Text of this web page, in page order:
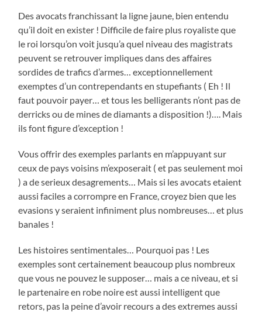
Des avocats franchissant la ligne jaune, bien entendu
qu’il doit en exister ! Difficile de faire plus royaliste que
le roi lorsqu’on voit jusqu’a quel niveau des magistrats
peuvent se retrouver impliques dans des affaires
sordides de trafics d’armes… exceptionnellement
exemptes d’un contrependants en stupefiants ( Eh ! Il
faut pouvoir payer… et tous les belligerants n’ont pas de
derricks ou de mines de diamants a disposition !)…. Mais
ils font figure d’exception !
Vous offrir des exemples parlants en m’appuyant sur
ceux de pays voisins m’exposerait ( et pas seulement moi
) a de serieux desagrements… Mais si les avocats etaient
aussi faciles a corrompre en France, croyez bien que les
evasions y seraient infiniment plus nombreuses… et plus
banales !
Les histoires sentimentales… Pourquoi pas ! Les
exemples sont certainement beaucoup plus nombreux
que vous ne pouvez le supposer… mais a ce niveau, et si
le partenaire en robe noire est aussi intelligent que
retors, pas la peine d’avoir recours a des extremes aussi